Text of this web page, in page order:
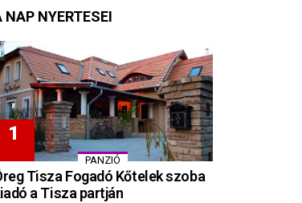
NAP NYERTESEI
PANZIÓ
Tisza Fogadó Kőtelek szoba
a Tisza partján